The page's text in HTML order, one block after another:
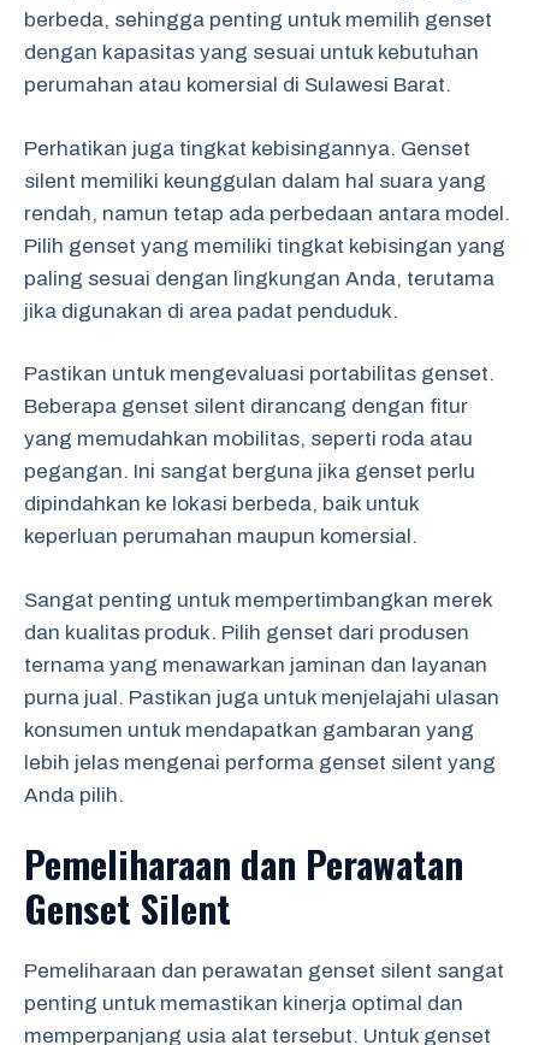
berbeda, sehingga penting untuk memilih genset
dengan kapasitas yang sesuai untuk kebutuhan
perumahan atau komersial di Sulawesi Barat.
Perhatikan juga tingkat kebisingannya. Genset
silent memiliki keunggulan dalam hal suara yang
rendah, namun tetap ada perbedaan antara model.
Pilih genset yang memiliki tingkat kebisingan yang
paling sesuai dengan lingkungan Anda, terutama
jika digunakan di area padat penduduk.
Pastikan untuk mengevaluasi portabilitas genset.
Beberapa genset silent dirancang dengan fitur
yang memudahkan mobilitas, seperti roda atau
pegangan. Ini sangat berguna jika genset perlu
dipindahkan ke lokasi berbeda, baik untuk
keperluan perumahan maupun komersial.
Sangat penting untuk mempertimbangkan merek
dan kualitas produk. Pilih genset dari produsen
ternama yang menawarkan jaminan dan layanan
purna jual. Pastikan juga untuk menjelajahi ulasan
konsumen untuk mendapatkan gambaran yang
lebih jelas mengenai performa genset silent yang
Anda pilih.
Pemeliharaan dan Perawatan
Genset Silent
Pemeliharaan dan perawatan genset silent sangat
penting untuk memastikan kinerja optimal dan
memperpanjang usia alat tersebut. Untuk genset